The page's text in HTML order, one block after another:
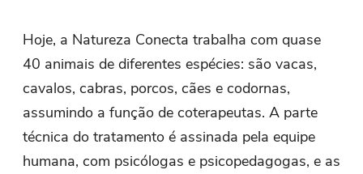
Hoje, a Natureza Conecta trabalha com quase
40 animais de diferentes espécies: são vacas,
cavalos, cabras, porcos, cães e codornas,
assumindo a função de coterapeutas. A parte
técnica do tratamento é assinada pela equipe
humana, com psicólogas e psicopedagogas, e as